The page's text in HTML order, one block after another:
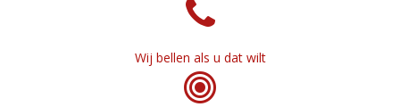
Wij bellen als u dat wilt